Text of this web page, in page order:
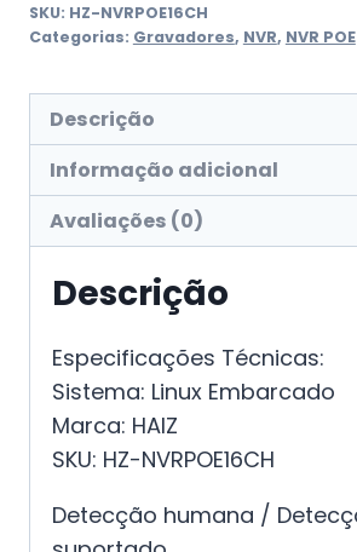
SKU: HZ-NVRPOE16CH
Categorias: Gravadores, NVR, NVR POE
Descrição
Informação adicional
Avaliações (0)
Descrição
Especificações Técnicas:
Sistema: Linux Embarcado
Marca: HAIZ
SKU: HZ-NVRPOE16CH
Detecção humana /